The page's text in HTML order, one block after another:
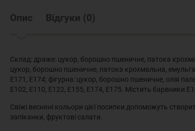
Опис Відгуки (0)
Склад: драже: цукор, борошно пшеничне, патока
цукор, борошно пшеничне, патока крохмальна,
Е171, Е174; фігурна: цукор, борошно пшеничне, олія
Е102, Е110, Е122, Е155, Е174, Е175. Містить барвники
Свіжі весняні кольори цієї посипки допоможуть
запіканки, фруктові салати.